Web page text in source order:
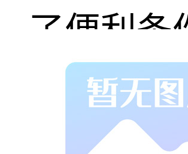
了便利条
京九铁路
泰铁路在